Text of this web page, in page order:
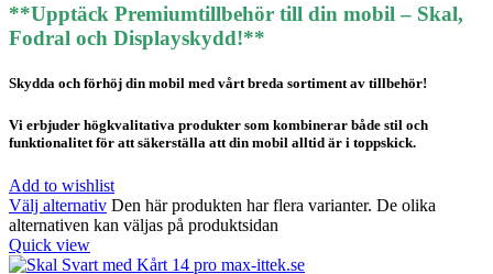
**Upptäck Premiumtillbehör till din mobil – Skal,
Fodral och Displayskydd!**
Skydda och förhöj din mobil med vårt breda sortiment av tillbehör!
Vi erbjuder högkvalitativa produkter som kombinerar både stil och
funktionalitet för att säkerställa att din mobil alltid är i toppskick.
Add to wishlist
Välj alternativ Den här produkten har flera varianter. De olika
alternativen kan väljas på produktsidan
Quick view